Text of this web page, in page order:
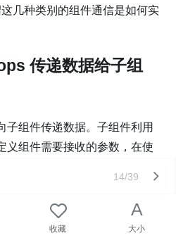
几种类别的组件通信是如何实
传递数据给子组
子组件传递数据。子组件利用
义组件需要接收的参数，在使
接收一个参数 name
复制
14/39
收藏
A
大小